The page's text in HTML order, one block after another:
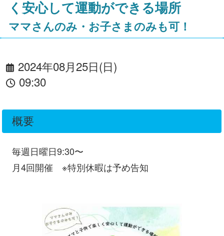
く安心して運動ができる場所
ママさんのみ・お子さまのみも可！
2024年08月25日(日)
09:30
概要
毎週日曜日9:30〜
月4回開催 ※特別休暇は予め告知